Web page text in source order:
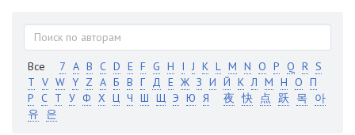
Все 7 A B C D E F G H I J K L M N O P Q R S
T V W Y Z А Б В Г Д Е Ж З И Й К Л М Н О П
Р С Т У Ф Х Ц Ч Ш Щ Э Ю Я 夜 快 点 跃 목
아
유
은